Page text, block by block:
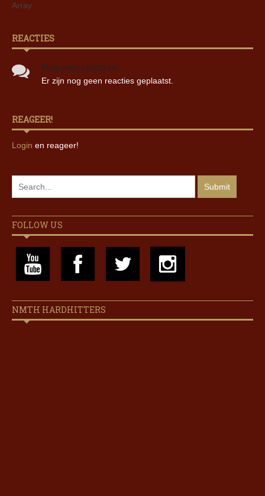
Array
REACTIES
Nog geen reacties!
Er zijn nog geen reacties geplaatst.
REAGEER!
Login en reageer!
FOLLOW US
NMTH HARDHITTERS